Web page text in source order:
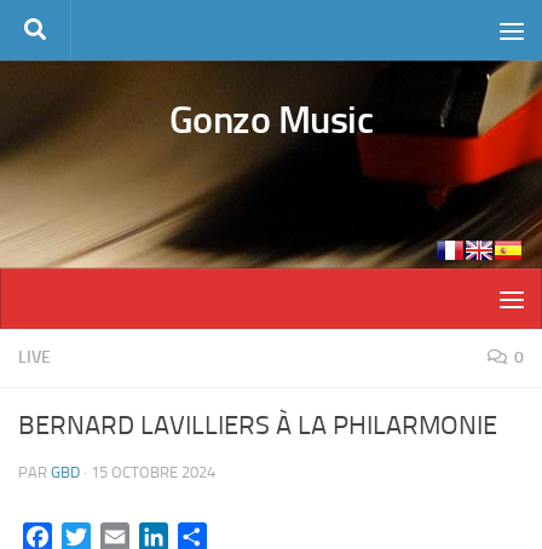
Skip to content
Gonzo Music
LIVE 0
BERNARD LAVILLIERS À LA PHILARMONIE
PAR GBD · 15 OCTOBRE 2024
FacebookTwitterEmail LinkedIn